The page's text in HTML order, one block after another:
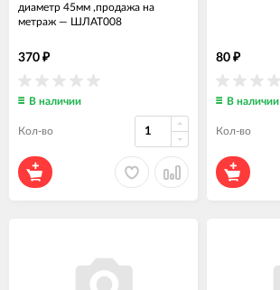
диаметр 45мм ,продажа на
метраж — ШЛАТ008
370 ₽
В наличии
Кол-во
80 ₽
В наличии
Кол-во